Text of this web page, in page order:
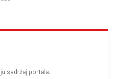
sadržaj portala.